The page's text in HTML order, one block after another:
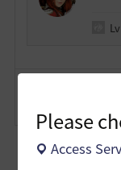
Please
Access
Lv